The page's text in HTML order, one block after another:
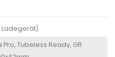
Ladegerät)
Tubeless Ready, GR